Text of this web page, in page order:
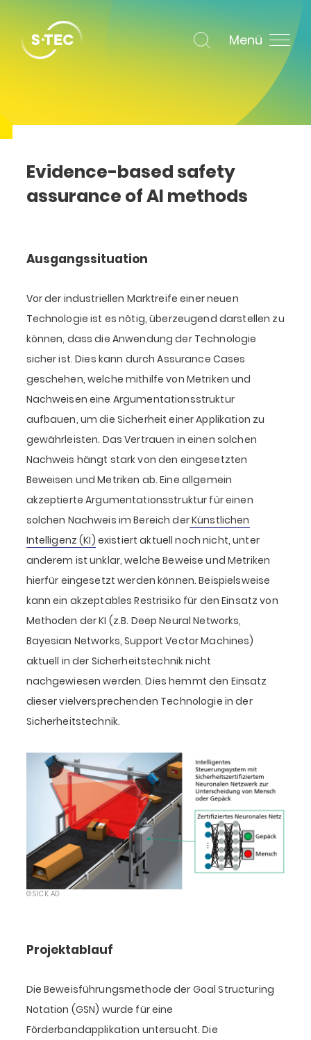
Menü
Evidence-based safety
assurance of AI methods
Ausgangssituation
Vor der industriellen Marktreife einer neuen
Technologie ist es nötig, überzeugend darstellen zu
können, dass die Anwendung der Technologie
sicher ist. Dies kann durch Assurance Cases
geschehen, welche mithilfe von Metriken und
Nachweisen eine Argumentationsstruktur
aufbauen, um die Sicherheit einer Applikation zu
gewährleisten. Das Vertrauen in einen solchen
Nachweis hängt stark von den eingesetzten
Beweisen und Metriken ab. Eine allgemein
akzeptierte Argumentationsstruktur für einen
solchen Nachweis im Bereich derKünstlichen
Intelligenz (KI) existiert aktuell noch nicht, unter
anderem ist unklar, welche Beweise und Metriken
hierfür eingesetzt werden können. Beispielsweise
kann ein akzeptables Restrisiko für den Einsatz von
Methoden der KI (z.B. Deep Neural Networks,
Bayesian Networks, Support Vector Machines)
aktuell in der Sicherheitstechnik nicht
nachgewiesen werden. Dies hemmt den Einsatz
dieser vielversprechenden Technologie in der
Sicherheitstechnik.
© SICK AG
Projektablauf
Die Beweisführungsmethode der Goal Structuring
Notation (GSN) wurde für eine
Förderbandapplikation untersucht. Die